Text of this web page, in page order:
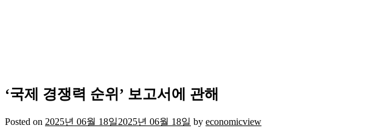
‘국제 경쟁력 순위’ 보고서에 관해
Posted on 2025년 06월 18일2025년 06월 18일 by economicview